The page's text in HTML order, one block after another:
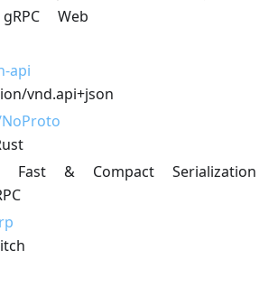
Web
api
vnd.api+json
Fast & Compact Serialization